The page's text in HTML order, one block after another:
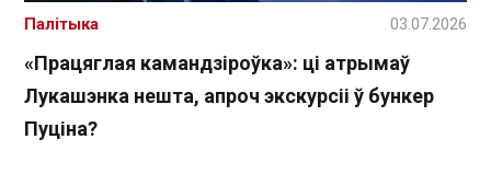
«Працяглая камандзіроўка»: ці атрымаў
Лукашэнка нешта, апроч экскурсіі ў бункер
Пуціна?
Палітыка 03.07.2026